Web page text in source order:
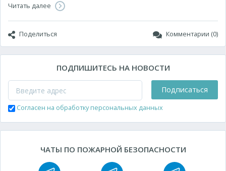
Читать далее
Поделиться Комментарии (0)
ПОДПИШИТЕСЬ НА НОВОСТИ
Подписаться
Согласен на обработку персональных данных
ЧАТЫ ПО ПОЖАРНОЙ БЕЗОПАСНОСТИ